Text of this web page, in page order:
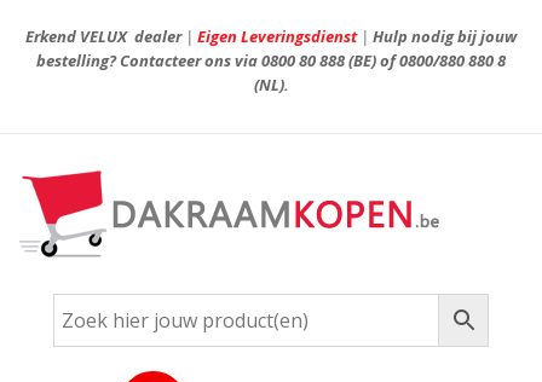
Erkend VELUX dealer| Eigen Leveringsdienst| Hulp nodig bij jouw
bestelling? Contacteer ons via0800 80 888(BE) of0800/880 880 8
(NL).